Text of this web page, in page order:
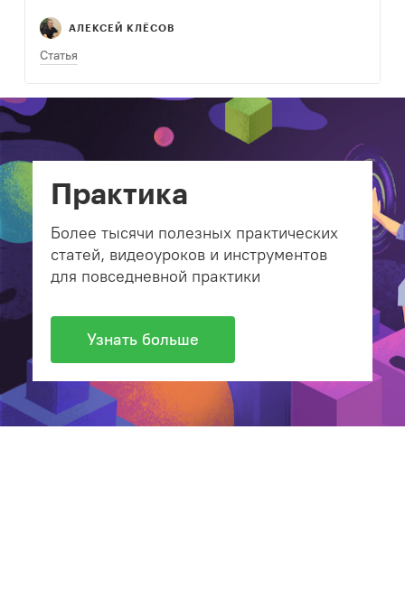
АЛЕКСЕЙ КЛЁСОВ
Статья
Практика
Более тысячи полезных практических
статей, видеоуроков и инструментов
для повседневной практики
Узнать больше